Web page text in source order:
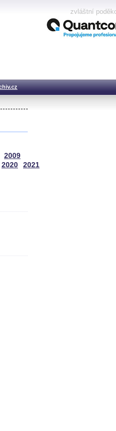
zvláštní
2009
2020
2021